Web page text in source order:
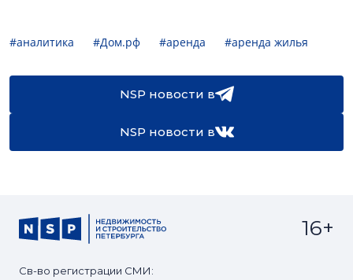
#аналитика #Дом.рф #аренда #аренда жилья
NSP новости в
NSP новости в
Св-во регистрации СМИ:
16+